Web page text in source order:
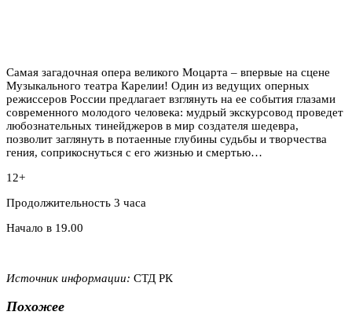
Самая загадочная опера великого Моцарта – впервые на сцене
Музыкального театра Карелии! Один из ведущих оперных
режиссеров России предлагает взглянуть на ее события глазами
современного молодого человека: мудрый экскурсовод проведет
любознательных тинейджеров в мир создателя шедевра,
позволит заглянуть в потаенные глубины судьбы и творчества
гения, соприкоснуться с его жизнью и смертью…
12+
Продолжительность 3 часа
Начало в 19.00
Источник информации: СТД РК
Похожее